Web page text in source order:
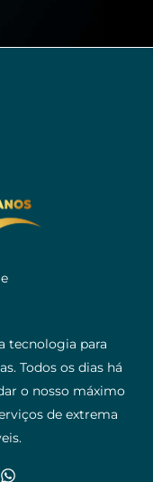
tecnologia para
Todos os dias há
o nosso máximo
de extrema